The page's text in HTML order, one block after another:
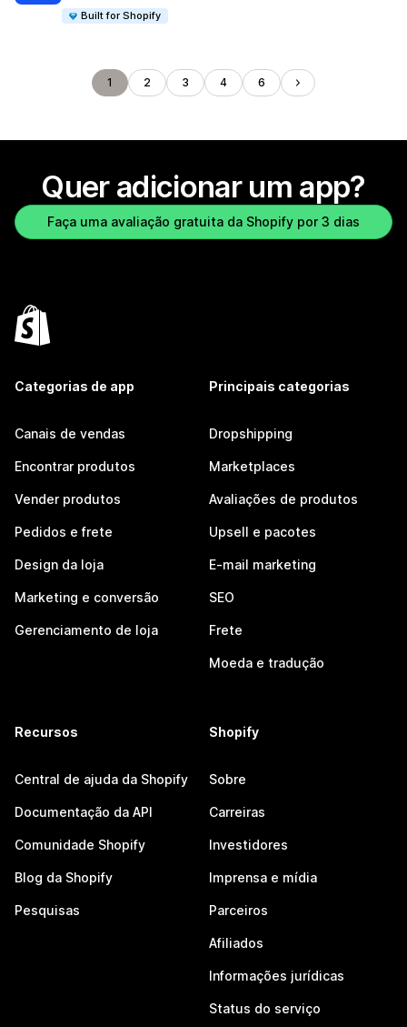
Built for Shopify
1 2 3 4 6
Quer adicionar um app?
Faça uma avaliação gratuita da Shopify por 3 dias
Categorias de app
Canais de vendas
Encontrar produtos
Vender produtos
Pedidos e frete
Design da loja
Marketing e conversão
Gerenciamento de loja
Principais categorias
Dropshipping
Marketplaces
Avaliações de produtos
Upsell e pacotes
E-mail marketing
SEO
Frete
Moeda e tradução
Recursos
Central de ajuda da Shopify
Documentação da API
Comunidade Shopify
Blog da Shopify
Pesquisas
Shopify
Sobre
Carreiras
Investidores
Imprensa e mídia
Parceiros
Afiliados
Informações jurídicas
Status do serviço